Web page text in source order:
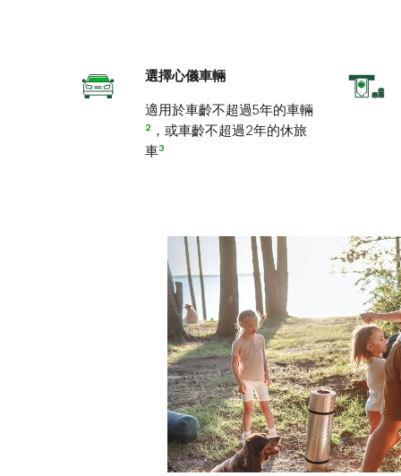
選擇心儀車輛
適用於車齡不超過5年的車輛
2
，或車齡不超過2年的休旅
車3